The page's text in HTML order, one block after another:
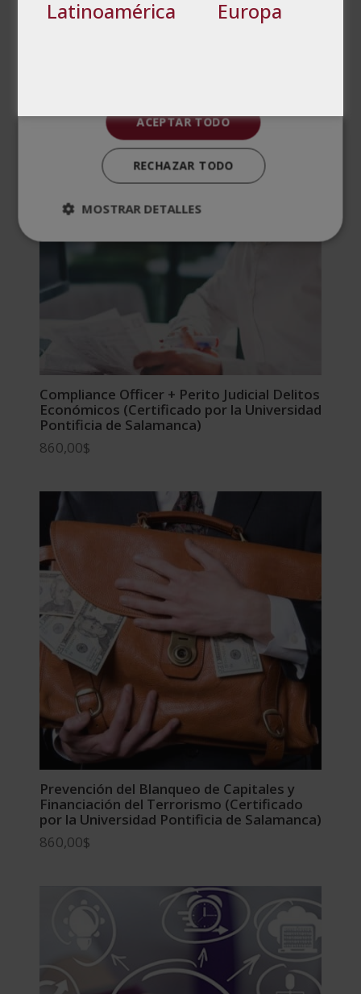
Compliance Officer + Perito Judicial Delitos
Económicos (Certificado por la Universidad
Pontificia de Salamanca)
860,00$
Prevención del Blanqueo de Capitales y
Financiación del Terrorismo (Certificado
por la Universidad Pontificia de Salamanca)
860,00$
Latinoamérica Europa
ACEPTAR TODO
RECHAZAR TODO
MOSTRAR DETALLES